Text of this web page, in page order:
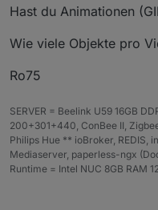
Hast du Animationen
Wie viele Objekte pro
Ro75
SERVER = Beelink U59 16GB
200+301+440, ConBee II,
Philips Hue ** ioBroker, REDIS,
Mediaserver, paperless-ngx
Runtime = Intel NUC 8GB RAM